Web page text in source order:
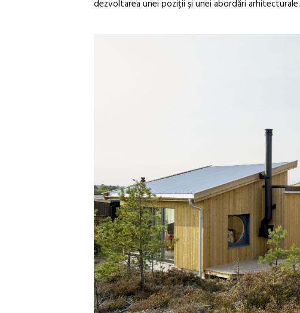
dezvoltarea unei poziții și unei abordări arhitecturale.